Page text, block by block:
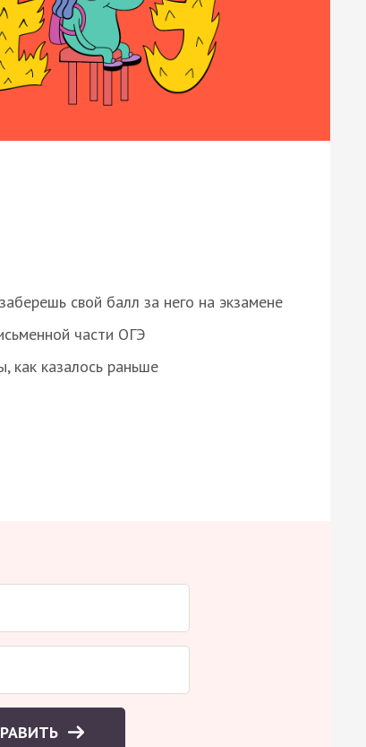
свой балл за него на экзамене
части ОГЭ
как казалось раньше